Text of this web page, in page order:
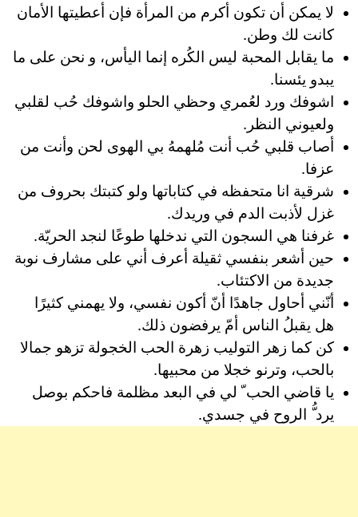
لا يمكن أن تكون أكرم من المرأة فإن أعطيتها الأمان
كانت لك وطن.
ما يقابل المحبة ليس الكُره إنما اليأس، و نحن على ما
يبدو يئسنا.
اشوفك ورد لعُمري وحظي الحلو واشوفك حُب لقلبي
ولعيوني النظر.
أصاب قلبي حُب أنت مُلهمهُ بي الهوى لحن وأنت من
عزفا.
شرقية انا متحفظه في كتاباتها ولو كتبتك بحروف من
غزل لأذبت الدم في وريدك.
غرفنا هي السجون التي ندخلها طوعًا لنجد الحريّة.
حين أشعر بنفسي ثقيلة أعرف أني على مشارف نوبة
جديدة من الاكتئاب.
أنّني أحاول جاهدًا أنّ أكون نفسي، ولا يهمني كثيرًا
هل يقبلُ الناس أمّ يرفضون ذلك.
كن كما زهر التوليب زهرة الحب الخجولة تزهو جمالا
بالحب، وترنو خجلا من محبيها.
يا قاضي الحب ّ لي في البعد مظلمة فاحكم بوصل
يرد ُّ الروح في جسدي.